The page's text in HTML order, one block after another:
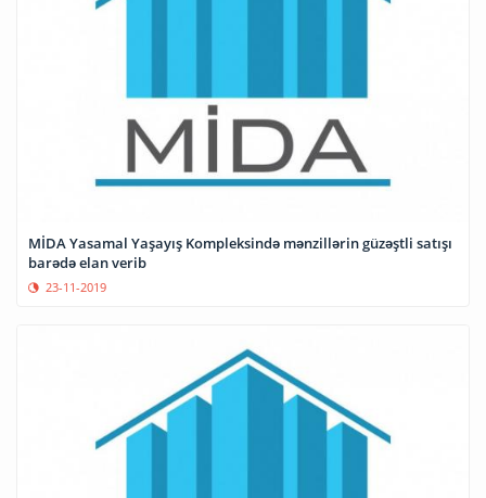
MİDA Yasamal Yaşayış Kompleksində mənzillərin güzəştli satışı
barədə elan verib
23-11-2019